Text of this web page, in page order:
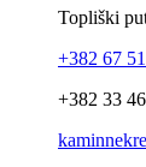
Topliški
+382 67
+382 33